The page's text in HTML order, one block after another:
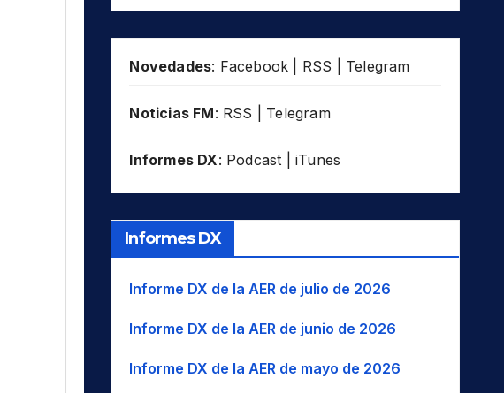
Novedades: Facebook RSS Telegram
Noticias FM: RSS Telegram
Informes DX: Podcast iTunes
Informes DX
Informe DX de la AER de julio de 2026
Informe DX de la AER de junio de 2026
Informe DX de la AER de mayo de 2026